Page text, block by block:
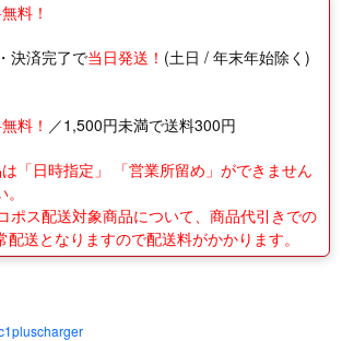
料！
決済完了で当日発送！ (土日 / 年末年始除く)
料！ ／1,500円未満で送料300円
「日時指定」 「営業所留め」ができません
ポス配送対象商品について、商品代引きでの
送となりますので配送料がかかります。